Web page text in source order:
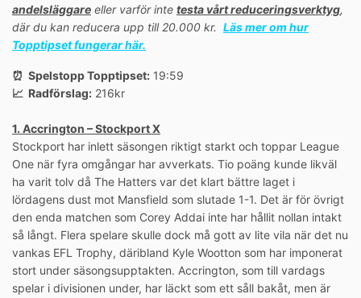
andelsläggare eller varför inte testa vårt reduceringsverktyg,
där du kan reducera upp till 20.000 kr. Läs mer om hur
Topptipset fungerar här.
⏰ Spelstopp Topptipset: 19:59
📈 Radförslag: 216kr
1. Accrington – Stockport X
Stockport har inlett säsongen riktigt starkt och toppar League
One när fyra omgångar har avverkats. Tio poäng kunde likväl
ha varit tolv då The Hatters var det klart bättre laget i
lördagens dust mot Mansfield som slutade 1-1. Det är för övrigt
den enda matchen som Corey Addai inte har hållit nollan intakt
så långt. Flera spelare skulle dock må gott av lite vila när det nu
vankas EFL Trophy, däribland Kyle Wootton som har imponerat
stort under säsongsupptakten. Accrington, som till vardags
spelar i divisionen under, har läckt som ett såll bakåt, men är